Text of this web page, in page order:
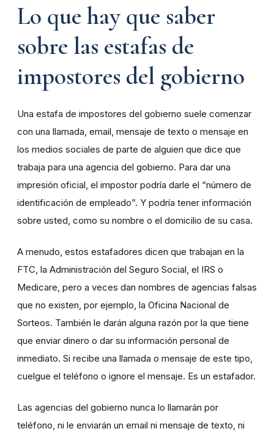
Lo que hay que saber
sobre las estafas de
impostores del gobierno
Una estafa de impostores del gobierno suele comenzar
con una llamada, email, mensaje de texto o mensaje en
los medios sociales de parte de alguien que dice que
trabaja para una agencia del gobierno. Para dar una
impresión oficial, el impostor podría darle el “número de
identificación de empleado”. Y podría tener información
sobre usted, como su nombre o el domicilio de su casa.
A menudo, estos estafadores dicen que trabajan en la
FTC, la Administración del Seguro Social, el IRS o
Medicare, pero a veces dan nombres de agencias falsas
que no existen, por ejemplo, la Oficina Nacional de
Sorteos. También le darán alguna razón por la que tiene
que enviar dinero o dar su información personal de
inmediato. Si recibe una llamada o mensaje de este tipo,
cuelgue el teléfono o ignore el mensaje. Es un estafador.
Las agencias del gobierno nunca lo llamarán por
teléfono, ni le enviarán un email ni mensaje de texto, ni